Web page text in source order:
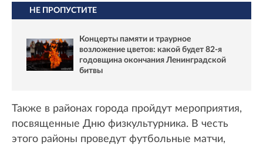
НЕ ПРОПУСТИТЕ
Концерты памяти и траурное
возложение цветов: какой будет 82-я
годовщина окончания Ленинградской
битвы
Также в районах города пройдут мероприятия,
посвященные Дню физкультурника. В честь
этого районы проведут футбольные матчи,